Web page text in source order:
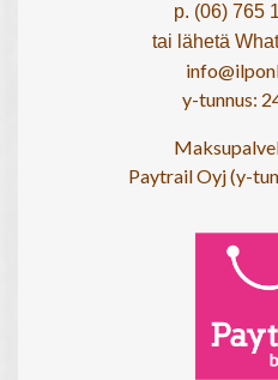
p. (06) 765
tai lähetä
y-tunnus:
Paytrail Oyj (y-